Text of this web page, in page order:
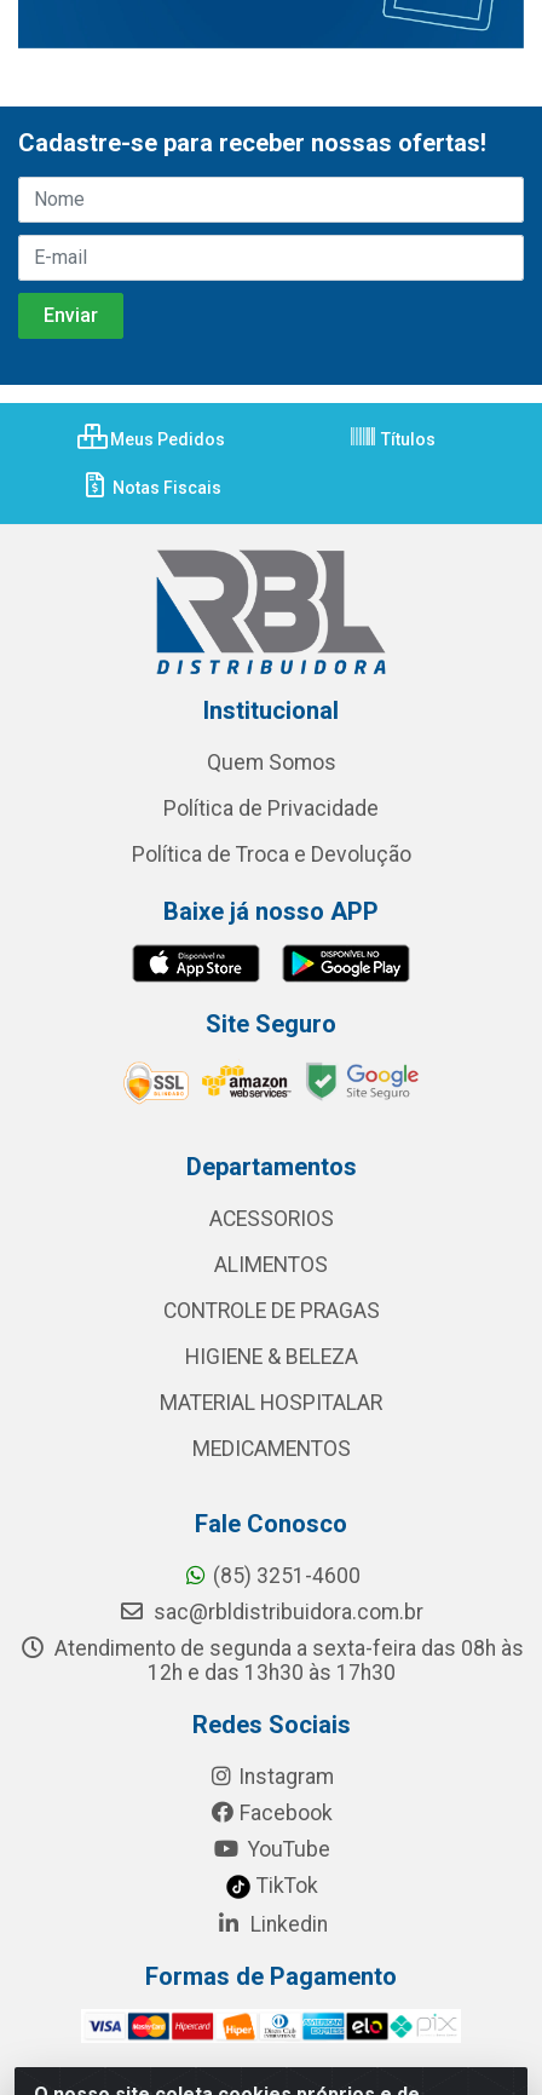
Cadastre-se para receber nossas ofertas!
Meus Pedidos Títulos
Notas Fiscais
Institucional
Quem Somos
Política de Privacidade
Política de Troca e Devolução
Baixe já nosso APP
Site Seguro
Departamentos
ACESSORIOS
ALIMENTOS
CONTROLE DE PRAGAS
HIGIENE & BELEZA
MATERIAL HOSPITALAR
MEDICAMENTOS
Fale Conosco
(85) 3251-4600
sac@rbldistribuidora.com.br
Atendimento de segunda a sexta-feira das 08h às
12h e das 13h30 às 17h30
Redes Sociais
Instagram
Facebook
YouTube
TikTok
Linkedin
Formas de Pagamento